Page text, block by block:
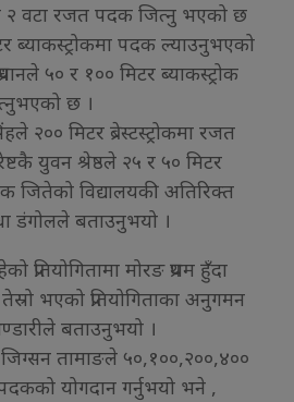
२ वटा रजत पदक जित्नु भएको छ
ब्याकस्ट्रोकमा पदक ल्याउनुभएको
५० र १०० मिटर ब्याकस्ट्रोक
छ ।
२०० मिटर ब्रेस्टस्ट्रोकमा रजत
युवन श्रेष्ठले २५ र ५० मिटर
जितेको विद्यालयकी अतिरिक्त
डंगोलले बताउनुभयो ।
प्रतियोगितामा मोरङ प्रथम हुँदा
भएको प्रतियोगिताका अनुगमन
बताउनुभयो ।
जिग्सन तामाङले ५०,१००,२००,४००
योगदान गर्नुभयो भने ,